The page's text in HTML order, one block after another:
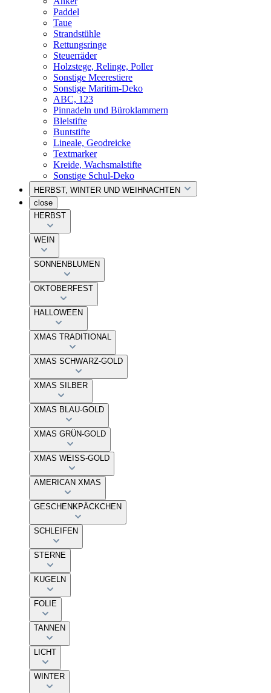
Paddel
Taue
Strandstühle
Rettungsringe
Steuerräder
Holzstege, Relinge, Poller
Sonstige Meerestiere
Sonstige Maritim-Deko
ABC, 123
Pinnadeln und Büroklammern
Bleistifte
Buntstifte
Lineale, Geodreicke
Textmarker
Kreide, Wachsmalstifte
Sonstige Schul-Deko
HERBST, WINTER UND WEIHNACHTEN
close
HERBST
WEIN
SONNENBLUMEN
OKTOBERFEST
HALLOWEEN
XMAS TRADITIONAL
XMAS SCHWARZ-GOLD
XMAS SILBER
XMAS BLAU-GOLD
XMAS GRÜN-GOLD
XMAS WEISS-GOLD
AMERICAN XMAS
GESCHENKPÄCKCHEN
SCHLEIFEN
STERNE
KUGELN
FOLIE
TANNEN
LICHT
WINTER